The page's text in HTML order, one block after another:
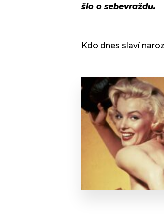
šlo o sebevraždu.
Kdo dnes slaví